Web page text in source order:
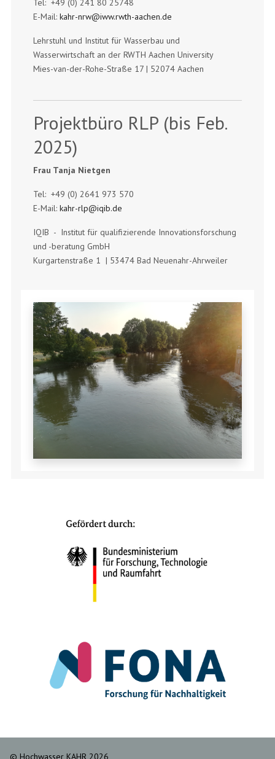
Tel: +49 (0) 241 80 25748
E-Mail:kahr-nrw@iww.rwth-aachen.de
Lehrstuhl und Institut für Wasserbau und
Wasserwirtschaft an der RWTH Aachen University
Mies-van-der-Rohe-Straße 17 | 52074 Aachen
Projektbüro RLP (bis Feb.
2025)
Frau Tanja Nietgen
Tel: +49 (0) 2641 973 570
E-Mail:kahr-rlp@iqib.de
IQIB - Institut für qualifizierende Innovationsforschung
und -beratung GmbH
Kurgartenstraße 1 | 53474 Bad Neuenahr-Ahrweiler
© Hochwasser KAHR 2026